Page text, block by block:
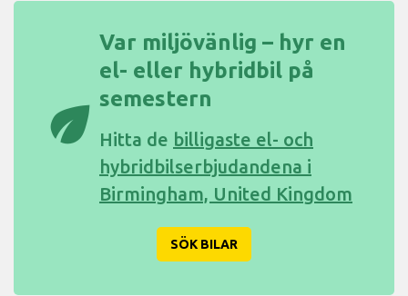
eco
Var miljövänlig – hyr en
el- eller hybridbil på
semestern
Hitta de billigaste el- och
hybridbilserbjudandena i
Birmingham, United Kingdom
SÖK BILAR